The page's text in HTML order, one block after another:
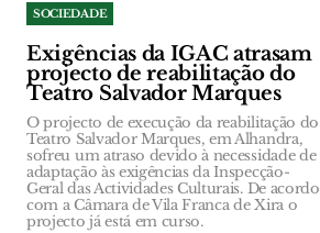
SOCIEDADE
Exigências da IGAC atrasam
projecto de reabilitação do
Teatro Salvador Marques
O projecto de execução da reabilitação do
Teatro Salvador Marques, em Alhandra,
sofreu um atraso devido à necessidade de
adaptação às exigências da Inspecção-
Geral das Actividades Culturais. De acordo
com a Câmara de Vila Franca de Xira o
projecto já está em curso.